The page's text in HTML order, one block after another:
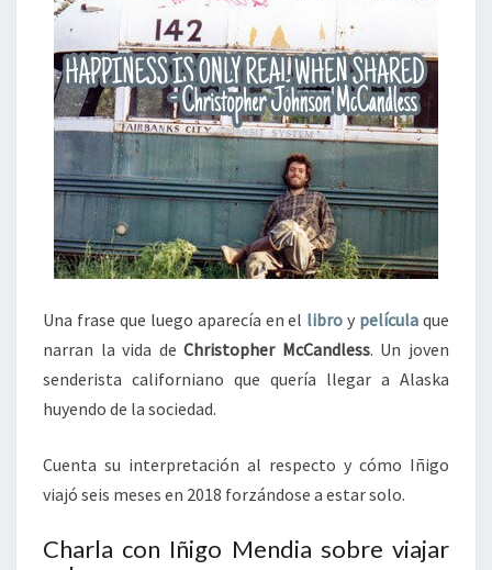
Una frase que luego aparecía en el libro y película que
narran la vida deChristopher McCandless. Un joven
senderista californiano que quería llegar a Alaska
huyendo de la sociedad.
Cuenta su interpretación al respecto y cómo Iñigo
viajó seis meses en 2018 forzándose a estar solo.
Charla con Iñigo Mendia sobre viajar